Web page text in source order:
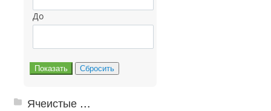
До
Ячеистые грязезащитные покрытия